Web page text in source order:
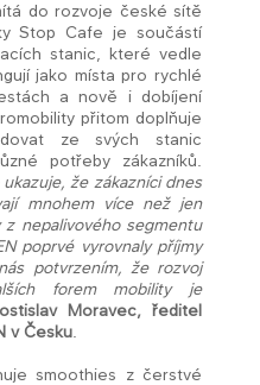
do rozvoje české sítě
Stop Cafe je součástí
stanic, které vedle
jako místa pro rychlé
a nově i dobíjení
přitom doplňuje
ze svých stanic
potřeby zákazníků.
že zákazníci dnes
mnohem více než jen
nepalivového segmentu
poprvé vyrovnaly příjmy
potvrzením, že rozvoj
forem mobility je
Moravec, ředitel
v Česku
smoothies z čerstvé